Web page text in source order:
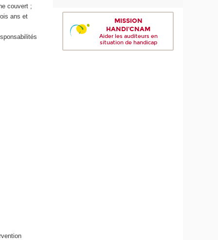
couvert ;
ans et
MISSION
HANDI'CNAM
Aider les auditeurs en
situation de handicap